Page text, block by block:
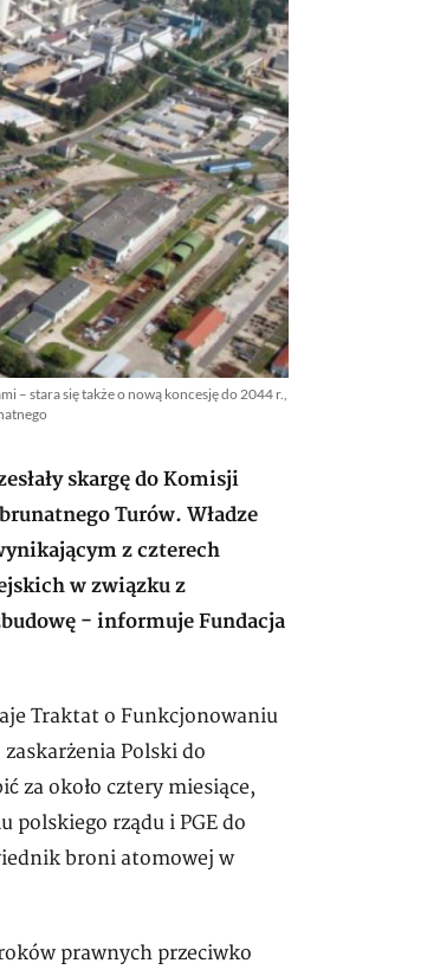
– stara się także o nową koncesję do 2044 r.,
skargę do Komisji
Turów. Władze
z czterech
w związku z
- informuje Fundacja
Traktat o Funkcjonowaniu
Polski do
za około cztery miesiące,
rządu i PGE do
broni atomowej w
prawnych przeciwko